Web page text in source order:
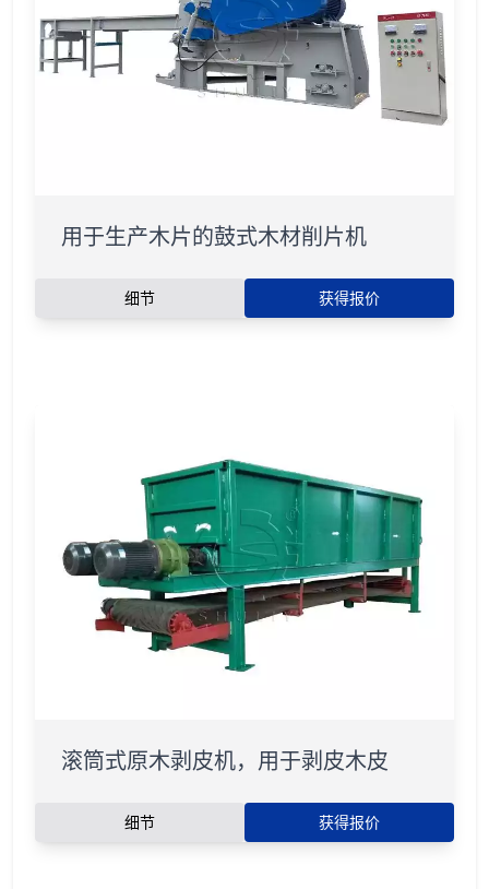
用于生产木片的鼓式木材削片机
细节 获得报价
滚筒式原木剥皮机，用于剥皮木皮
细节 获得报价